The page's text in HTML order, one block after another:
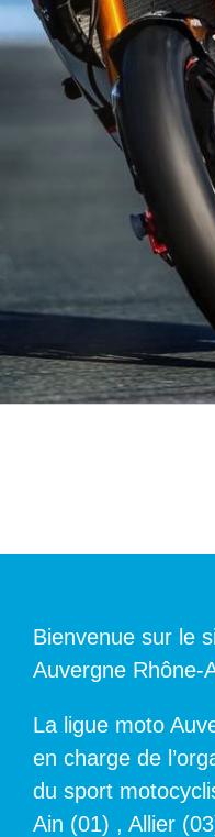
Bienvenue sur le
Auvergne Rhône-
La ligue moto
en charge de
du sport
Ain (01) , Allier